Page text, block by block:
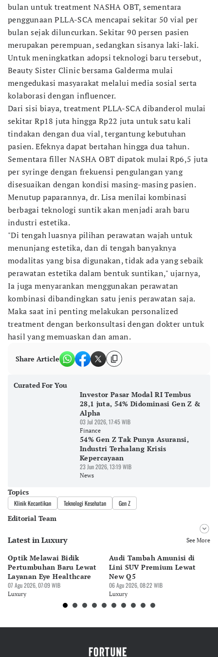
bulan untuk treatment NASHA OBT, sementara
penggunaan PLLA-SCA mencapai sekitar 50 vial per
bulan sejak diluncurkan. Sekitar 90 persen pasien
merupakan perempuan, sedangkan sisanya laki-laki.
Untuk meningkatkan adopsi teknologi baru tersebut,
Beauty Sister Clinic bersama Galderma mulai
mengedukasi masyarakat melalui media sosial serta
kolaborasi dengan influencer.
Dari sisi biaya, treatment PLLA-SCA dibanderol mulai
sekitar Rp18 juta hingga Rp22 juta untuk satu kali
tindakan dengan dua vial, tergantung kebutuhan
pasien. Efeknya dapat bertahan hingga dua tahun.
Sementara filler NASHA OBT dipatok mulai Rp6,5 juta
per syringe dengan frekuensi pengulangan yang
disesuaikan dengan kondisi masing-masing pasien.
Menutup paparannya, dr. Lisa menilai kombinasi
berbagai teknologi suntik akan menjadi arah baru
industri estetika.
"Di tengah luasnya pilihan perawatan wajah untuk
menunjang estetika, dan di tengah banyaknya
modalitas yang bisa digunakan, tidak ada yang sebaik
perawatan estetika dalam bentuk suntikan," ujarnya,
Ia juga menyarankan menggunakan perawatan
kombinasi dibandingkan satu jenis perawatan saja.
Maka saat ini penting melakukan personalized
treatment dengan berkonsultasi dengan dokter untuk
hasil yang memuaskan dan aman.
Share Article
Curated For You
Investor Pasar Modal RI Tembus
28,1 juta, 54% Didominasi Gen Z &
Alpha
03 Jul 2026, 17:45 WIB
Finance
54% Gen Z Tak Punya Asuransi,
Industri Terhalang Krisis
Kepercayaan
23 Jun 2026, 13:19 WIB
News
Topics
Klinik Kecantikan Teknologi Kesehatan Gen Z
Editorial Team
Editor
Editor
Ekarina .
Latest in Luxury See More
Optik Melawai Bidik
Pertumbuhan Baru Lewat
Layanan Eye Healthcare
07 Agu 2026, 07:09 WIB
Luxury
Audi Tambah Amunisi di
Lini SUV Premium Lewat
New Q5
06 Agu 2026, 08:22 WIB
Luxury